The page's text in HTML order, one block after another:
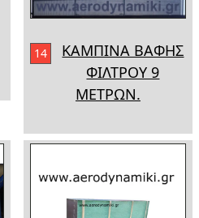
14
ΚΑΜΠΙΝΑ ΒΑΦΗΣ
ΦΙΛΤΡΟΥ 9
ΜΕΤΡΩΝ.